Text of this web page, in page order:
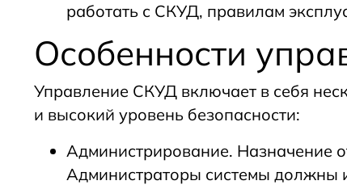
работать с СКУД, правилам
Особенности
Управление СКУД включает в себя
и высокий уровень безопасности:
Администрирование. Назначение
Администраторы системы должны